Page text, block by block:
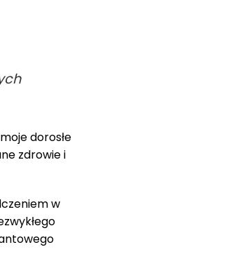
dorosłe
zdrowie i
w